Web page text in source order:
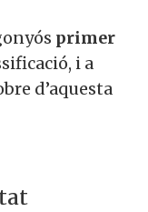
primer
i a
d’aquesta